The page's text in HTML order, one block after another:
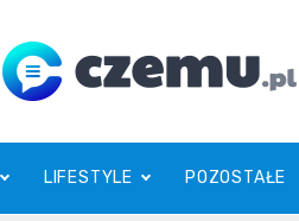
czemu.pl
LIFESTYLE POZOSTAŁE